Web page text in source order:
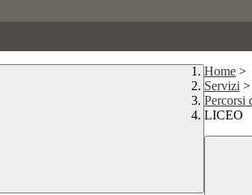
Home >
Servizi >
Percorsi
LICEO